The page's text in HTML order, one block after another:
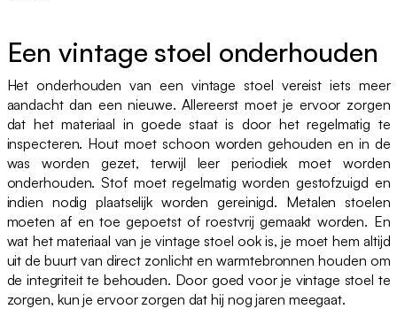
Een vintage stoel onderhouden
Het onderhouden van een vintage stoel vereist iets meer
aandacht dan een nieuwe. Allereerst moet je ervoor zorgen
dat het materiaal in goede staat is door het regelmatig te
inspecteren. Hout moet schoon worden gehouden en in de
was worden gezet, terwijl leer periodiek moet worden
onderhouden. Stof moet regelmatig worden gestofzuigd en
indien nodig plaatselijk worden gereinigd. Metalen stoelen
moeten af en toe gepoetst of roestvrij gemaakt worden. En
wat het materiaal van je vintage stoel ook is, je moet hem altijd
uit de buurt van direct zonlicht en warmtebronnen houden om
de integriteit te behouden. Door goed voor je vintage stoel te
zorgen, kun je ervoor zorgen dat hij nog jaren meegaat.